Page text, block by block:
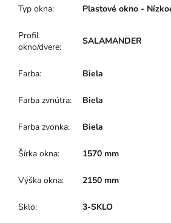
Typ okna: Plastové okno -
Profil
okno/dvere:
SALAMANDER
Farba: Biela
Farba zvnútra: Biela
Farba zvonka: Biela
Šírka okna: 1570 mm
Výška okna: 2150 mm
Sklo: 3-SKLO